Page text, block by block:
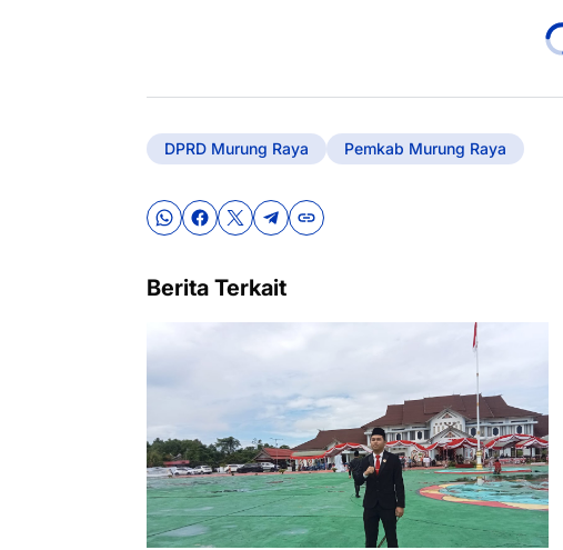
DPRD Murung Raya Pemkab Murung Raya
Berita Terkait